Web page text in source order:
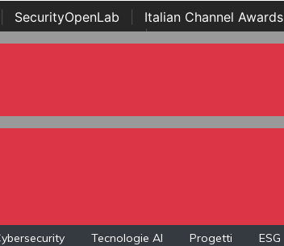
SecurityOpenLab Italian Channel Awards
Awards | ...
Tecnologie AI Progetti ESG